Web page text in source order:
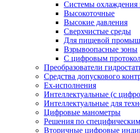
Системы охлаждения
Высокоточные
Высокие давления
Сверхчистые среды
Для пищевой
Взрывоопасные зоны
С цифровым
Преобразователи
Средства допускового
Ex-исполнения
Интеллектуальные (с
Интеллектуальные для
Цифровые манометры
Решения по
Вторичные цифровые